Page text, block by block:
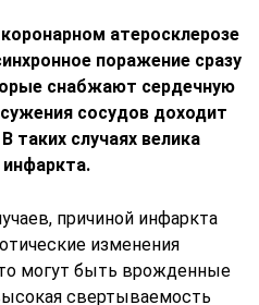
атеросклерозе
поражение сразу
снабжают сердечную
сосудов доходит
таких случаях велика
причиной инфаркта
изменения
могут быть врожденные
свертываемость